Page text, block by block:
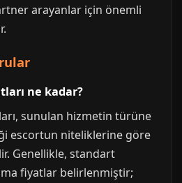
arayanlar için önemli
ne kadar?
sunulan hizmetin türüne
escortun niteliklerine göre
Genellikle, standart
fiyatlar belirlenmiştir;